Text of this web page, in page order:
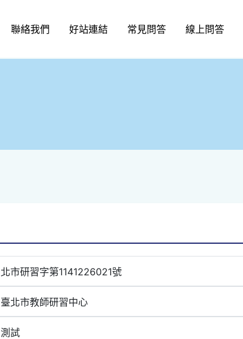
聯絡我們 好站連結 常見問答 線上問答
北市研習字第1141226021號
臺北市教師研習中心
測試